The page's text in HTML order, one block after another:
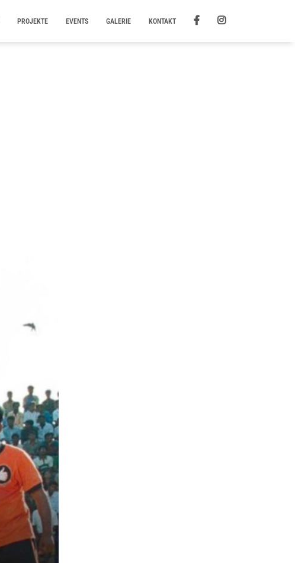
PROJEKTE EVENTS GALERIE KONTAKT